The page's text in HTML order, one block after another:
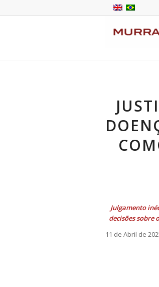
Julgamento
decisões sobre
11 de Abril de